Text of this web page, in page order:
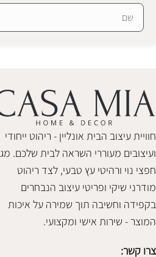
הוספה לסל
חוויית עיצוב הבית אונליין - ריהוט ייחודי
ועיצובים מעוררי השראה לבית שלכם.
חפצי נוי ורהיטי עץ טבעי, לצד ריהוט
מודרני שיקי ופריטי עיצוב הנבחרים
בקפידה וחשיבה תוך שמירה על איכות
המוצר - שירות אישי ומקצועי.
צרו קשר: